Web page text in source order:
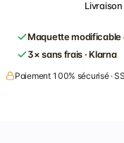
Maquette modificable
3× sans frais · Klarna
Paiement 100% sécurisé ·